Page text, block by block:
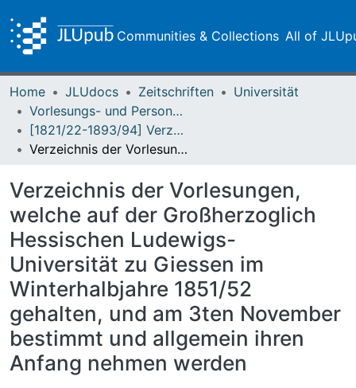
Communities & Collections All of
Home JLUdocs Zeitschriften
Universität
Vorlesungs- und Personalverzeichnis / Justus-Liebig-Universität Gießen
[1821/22-1893/94] Verzeichniß der Vorlesungen / Großherzoglich Hessische Universität zu Giessen
Verzeichnis der Vorlesungen, welche auf der Großherzoglich Hessischen Ludewigs-Universität zu Giessen im Winterhalbjahre 1851/52 gehalten, und am 3ten November bestimmt und allgemein ihren Anfang nehmen werden
Verzeichnis der Vorlesungen,
welche auf der Großherzoglich
Hessischen Ludewigs-
Universität zu Giessen im
Winterhalbjahre 1851/52
gehalten, und am 3ten November
bestimmt und allgemein ihren
Anfang nehmen werden